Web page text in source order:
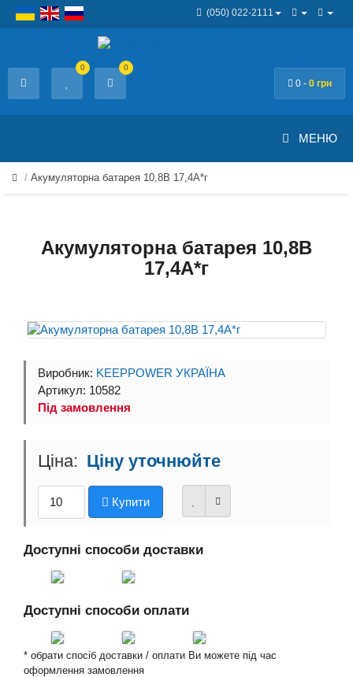
(050) 022-2111
0 - 0 грн
0 0
МЕНЮ
Акумуляторна батарея 10,8В 17,4A*г
Акумуляторна батарея 10,8В
17,4A*г
Виробник: KEEPPOWER УКРАЇНА
Артикул: 10582
Під замовлення
Ціну уточнюйте
Купити
Доступні способи доставки
Доступні способи оплати
* обрати спосіб доставки / оплати Ви можете під час
оформлення замовлення